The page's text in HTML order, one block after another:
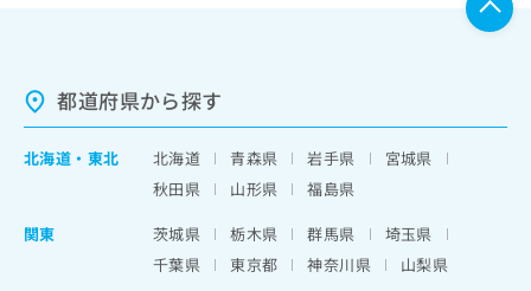
都道府県から探す
北海道 ・ 東北 北海道 青森県 岩手県
宮城県
秋田県
山形県
福島県
関東
茨城県 栃木県 群馬県
埼玉県
千葉県
東京都 神奈川県
山梨県